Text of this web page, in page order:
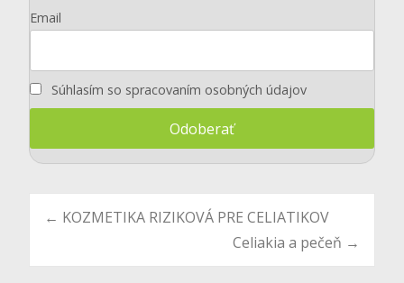
Email
Súhlasím so spracovaním osobných údajov
Post
← KOZMETIKA RIZIKOVÁ PRE CELIATIKOV
Celiakia a pečeň →